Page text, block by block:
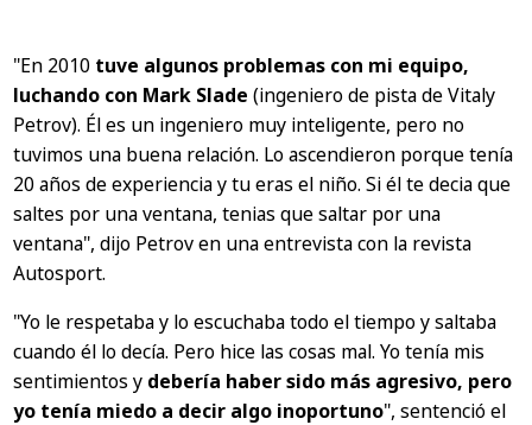
"En 2010 tuve algunos problemas con mi equipo,
luchando con Mark Slade (ingeniero de pista de Vitaly
Petrov). Él es un ingeniero muy inteligente, pero no
tuvimos una buena relación. Lo ascendieron porque tenía
20 años de experiencia y tu eras el niño. Si él te decia que
saltes por una ventana, tenias que saltar por una
ventana", dijo Petrov en una entrevista con la revista
Autosport.
"Yo le respetaba y lo escuchaba todo el tiempo y saltaba
cuando él lo decía. Pero hice las cosas mal. Yo tenía mis
sentimientos y debería haber sido más agresivo, pero
yo tenía miedo a decir algo inoportuno", sentenció el